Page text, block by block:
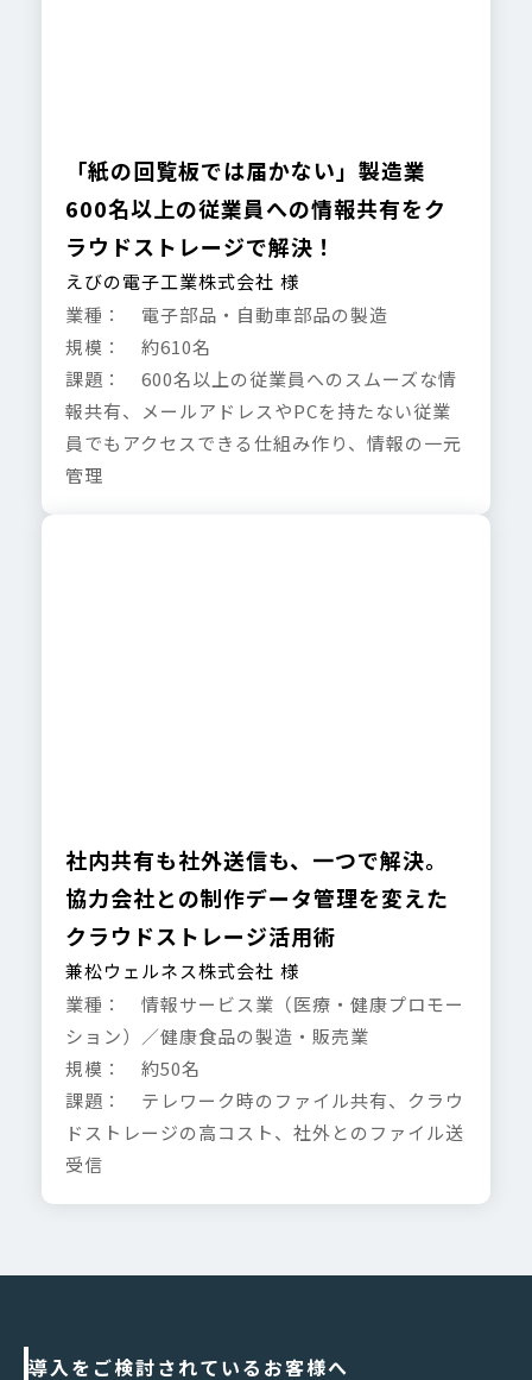
「紙の回覧板では届かない」製造業
600名以上の従業員への情報共有をク
ラウドストレージで解決！
えびの電子工業株式会社 様
業種： 電子部品・自動車部品の製造
規模： 約610名
課題： 600名以上の従業員へのスムーズな情
報共有、メールアドレスやPCを持たない従業
員でもアクセスできる仕組み作り、情報の一元
管理
社内共有も社外送信も、一つで解決。
協力会社との制作データ管理を変えた
クラウドストレージ活用術
兼松ウェルネス株式会社 様
業種： 情報サービス業（医療・健康プロモー
ション）／健康食品の製造・販売業
規模： 約50名
課題： テレワーク時のファイル共有、クラウ
ドストレージの高コスト、社外とのファイル送
受信
導入をご検討されているお客様へ